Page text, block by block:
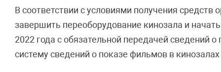
В соответствии с условиями получения средств
завершить переоборудование кинозала и
2022 года с обязательной передачей
систему сведений о показе фильмов в